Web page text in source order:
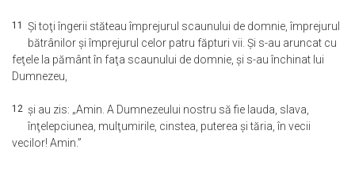
11 Şi toţi îngerii stăteau împrejurul scaunului de domnie, împrejurul
bătrânilor şi împrejurul celor patru făpturi vii. Şi s-au aruncat cu
feţele la pământ în faţa scaunului de domnie, şi s-au închinat lui
Dumnezeu,
12 şi au zis: „Amin. A Dumnezeului nostru să fie lauda, slava,
înţelepciunea, mulţumirile, cinstea, puterea şi tăria, în vecii
vecilor! Amin.”